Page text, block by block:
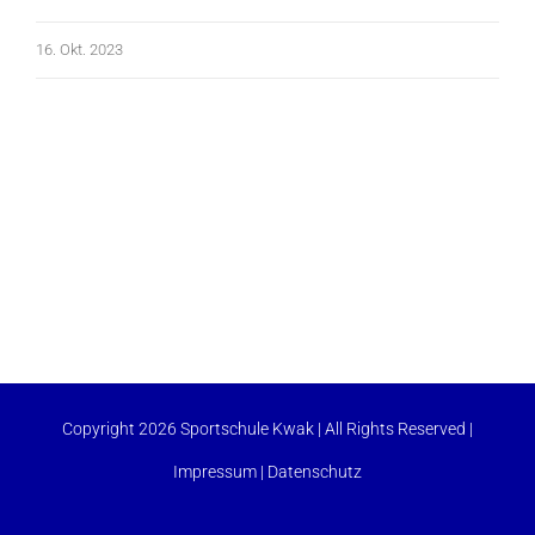
16. Okt. 2023
Copyright 2026 Sportschule Kwak | All Rights Reserved |
Impressum | Datenschutz